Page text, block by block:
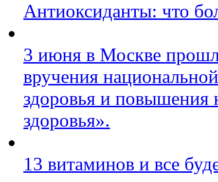
Антиоксиданты: что
3 июня в Москве
вручения
здоровья и повышения
здоровья».
13 витаминов и все